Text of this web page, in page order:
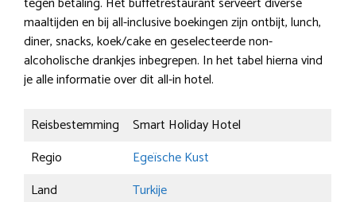
maaltijden en bij all-inclusive boekingen zijn ontbijt, lunch,
diner, snacks, koek/cake en geselecteerde non-
alcoholische drankjes inbegrepen. In het tabel hierna vind
je alle informatie over dit all-in hotel.
Reisbestemming
Smart Holiday Hotel
Regio
Egeïsche Kust
Land
Turkije